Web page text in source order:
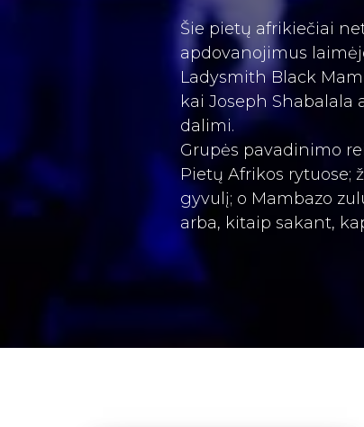
Šie pietų afrikiečiai
apdovanojimus
Ladysmith Black
kai Joseph
dalimi.
Grupės pavadinimo
Pietų Afrikos rytuose;
gyvulį; o Mambazo
arba, kitaip sakant,